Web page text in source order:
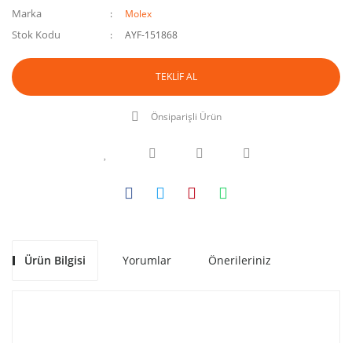
Marka Molex
Stok Kodu AYF-151868
TEKLİF AL
Önsiparişli Ürün
Ürün Bilgisi Yorumlar Önerileriniz